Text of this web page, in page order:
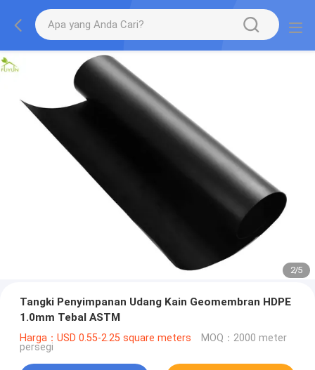
2/5
Tangki Penyimpanan Udang Kain Geomembran HDPE
1.0mm Tebal ASTM
Harga：USD 0.55-2.25 square meters MOQ：2000 meter
persegi